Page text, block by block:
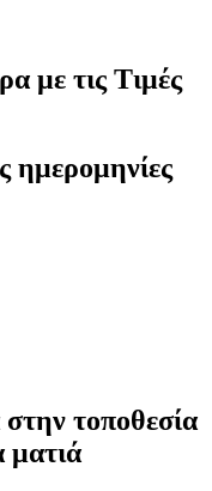
με τις Τιμές
ημερομηνίες
τοποθεσία